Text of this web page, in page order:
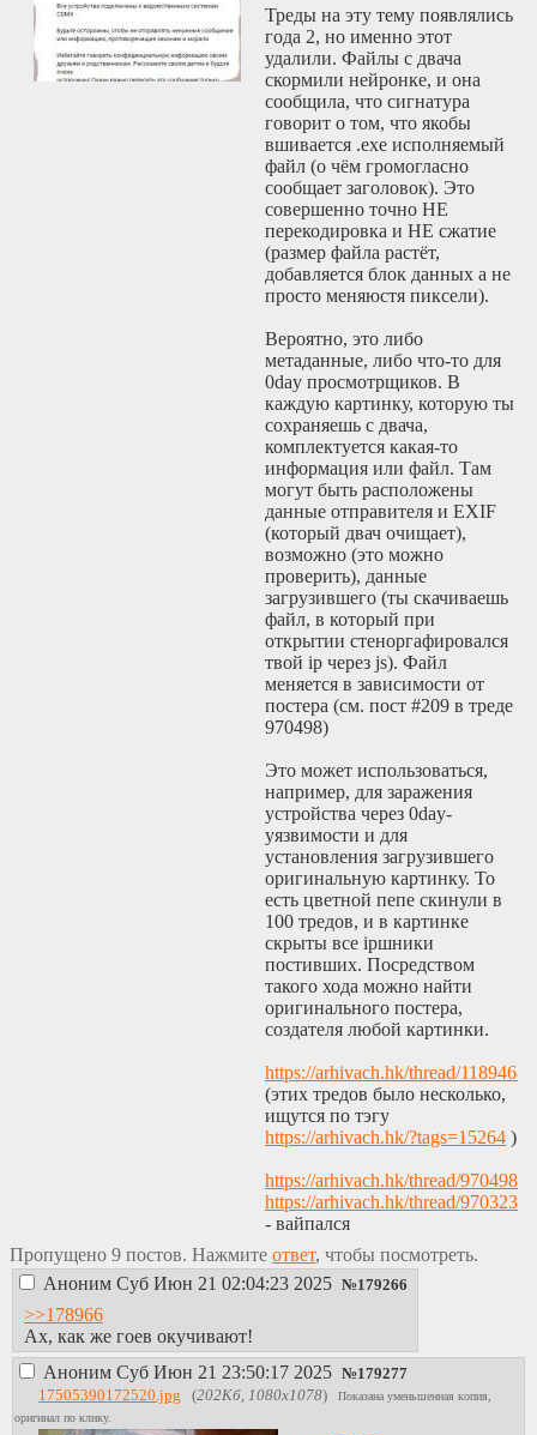
стоимости (это
вопрос именно
цены, против
олигархов они
боятся что-то
сказать - ну они-то
люди бохатые,
знатные, понимать
надо, не нашего
ума это дело). На
западе мужчина
рассматривается
как насильник и
экспуататор очень
абсурда: если
мужчина дает тян
(особенно младше
него) деньги - он
финансовый
насильник), до р.
эта идея дошла
недавно. Дойдёт
ли эта тендценция
до собакоебской
матриархатии?
Дискасс.
Треды на эту тему появлялись
года 2, но именно этот
удалили. Файлы с двача
скормили нейронке, и она
сообщила, что сигнатура
говорит о том, что якобы
вшивается .exe исполняемый
файл (о чём громогласно
сообщает заголовок). Это
совершенно точно НЕ
перекодировка и НЕ сжатие
(размер файла растёт,
добавляется блок данных а не
просто меняюстя пиксели).
Вероятно, это либо
метаданные, либо что-то для
0day просмотрщиков. В
каждую картинку, которую ты
сохраняешь с двача,
комплектуется какая-то
информация или файл. Там
могут быть расположены
данные отправителя и EXIF
(который двач очищает),
возможно (это можно
проверить), данные
загрузившего (ты скачиваешь
файл, в который при
открытии стеноргафировался
твой ip через js). Файл
меняется в зависимости от
постера (см. пост #209 в треде
970498)
Это может использоваться,
например, для заражения
устройства через 0day-
уязвимости и для
установления загрузившего
оригинальную картинку. То
есть цветной пепе скинули в
100 тредов, и в картинке
скрыты все ipшники
постивших. Посредством
такого хода можно найти
оригинального постера,
создателя любой картинки.
https://arhivach.hk/thread/1189468/
(этих тредов было несколько,
ищутся по тэгу
https://arhivach.hk/?tags=15264 )
https://arhivach.hk/thread/970498/
https://arhivach.hk/thread/970323/
- вайпался
Пропущено 9 постов. Нажмите ответ, чтобы посмотреть.
Аноним Суб Июн 21 02:04:23 2025 №179266
>>178966
Ах, как же гоев окучивают!
Аноним Суб Июн 21 23:50:17 2025 №179277
17505390172520.jpg (202Кб, 1080x1078)
Показана уменьшенная копия,
оригинал по клику.